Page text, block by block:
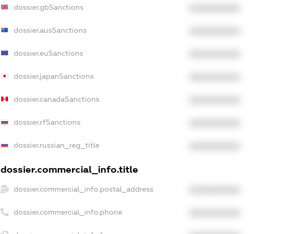
dossier.gbSanctions
dossier.ausSanctions
dossier.euSanctions
dossier.japanSanctions
dossier.canadaSanctions
dossier.rfSanctions
dossier.russian_reg_title
dossier.commercial_info.title
dossier.commercial_info.postal_address
dossier.commercial_info.phone